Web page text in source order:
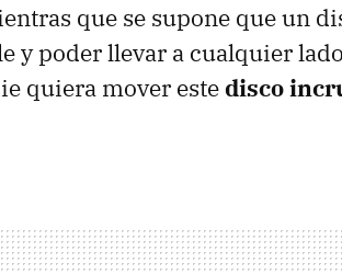
que se supone que un
y poder llevar a cualquier
quiera mover estedisco